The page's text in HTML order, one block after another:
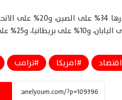
اقتصاد امريكا ترامب